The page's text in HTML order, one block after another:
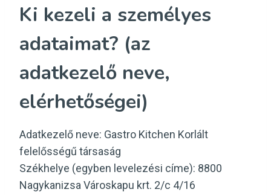
Ki kezeli a személyes
adataimat? (az
adatkezelő neve,
elérhetőségei)
Adatkezelő neve: Gastro Kitchen Korlált
felelősségű társaság
Székhelye (egyben levelezési címe): 8800
Nagykanizsa Városkapu krt. 2/c 4/16